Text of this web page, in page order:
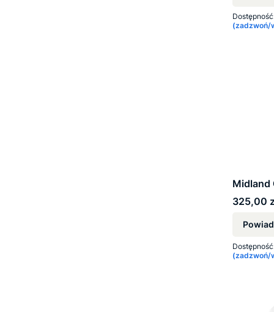
(zadzwoń/
Midland
Cena
325,00
(zadzwoń/